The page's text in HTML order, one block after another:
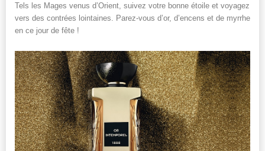
Tels les Mages venus d’Orient, suivez votre bonne étoile et voyagez
vers des contrées lointaines. Parez-vous d’or, d’encens et de myrrhe
en ce jour de fête !